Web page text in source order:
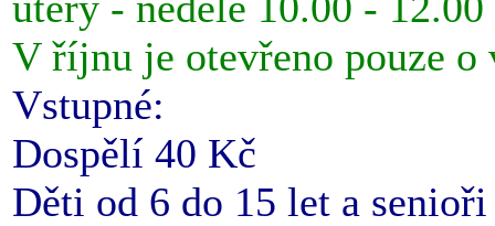
V říjnu je otevřeno pouze o
Vstupné:
Dospělí 40 Kč
Děti od 6 do 15 let a